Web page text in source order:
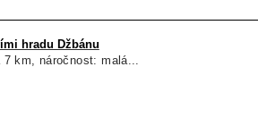
hradu Džbánu
km, náročnost: malá...